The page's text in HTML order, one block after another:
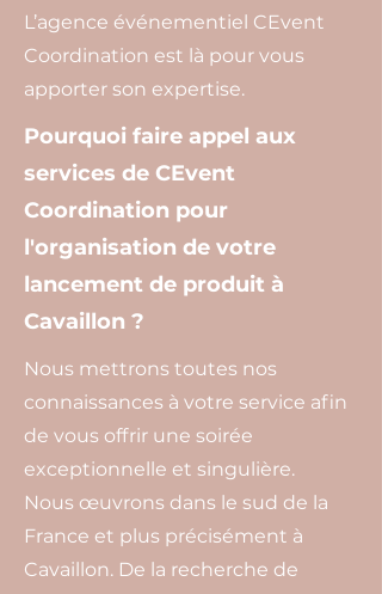
L’agence événementiel CEvent
Coordination est là pour vous
apporter son expertise.
Pourquoi faire appel aux
services de CEvent
Coordination pour
l'organisation de votre
lancement de produit à
Cavaillon ?
Nous mettrons toutes nos
connaissances à votre service afin
de vous offrir une soirée
exceptionnelle et singulière.
Nous œuvrons dans le sud de la
France et plus précisément à
Cavaillon. De la recherche de